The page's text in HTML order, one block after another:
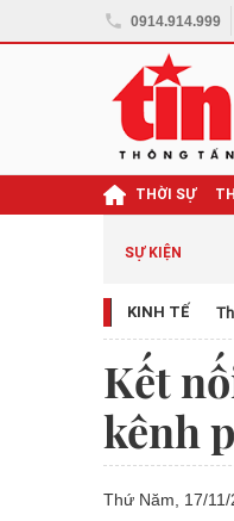
0914.914.999
THỜI SỰ
SỰ KIỆN
KINH TẾ
Kết
kênh
Thứ Năm, 17/